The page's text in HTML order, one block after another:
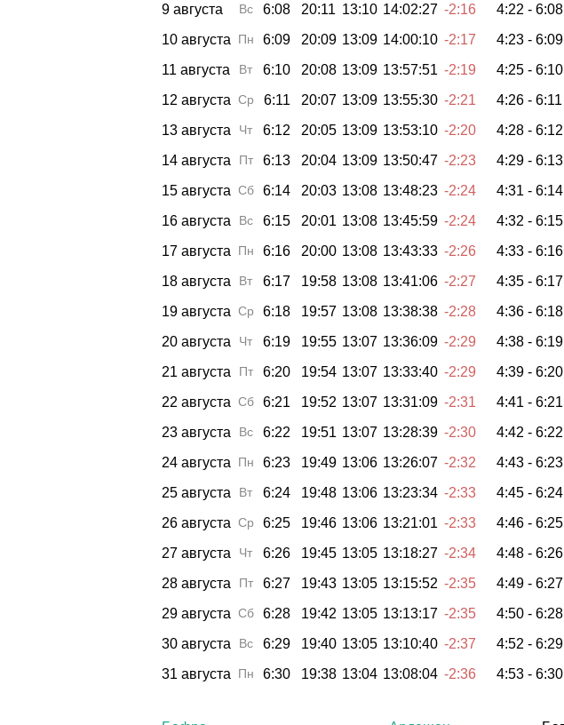
9 августа
Вс 6:08 20:11 13:10 14:02:27 -2:16 4:22 - 6:08
10 августа
Пн 6:09 20:09 13:09 14:00:10 -2:17 4:23 - 6:09
11 августа
Вт 6:10 20:08 13:09 13:57:51 -2:19 4:25 - 6:10
12 августа Ср 6:11 20:07 13:09 13:55:30 -2:21 4:26 - 6:11
13 августа
Чт 6:12 20:05 13:09 13:53:10 -2:20 4:28 - 6:12
14 августа
Пт 6:13 20:04 13:09 13:50:47 -2:23 4:29 - 6:13
15 августа Сб 6:14 20:03 13:08 13:48:23 -2:24 4:31 - 6:14
16 августа
Вс 6:15 20:01 13:08 13:45:59 -2:24 4:32 - 6:15
17 августа
Пн 6:16 20:00 13:08 13:43:33 -2:26 4:33 - 6:16
18 августа
Вт 6:17 19:58 13:08 13:41:06 -2:27 4:35 - 6:17
19 августа Ср 6:18 19:57 13:08 13:38:38 -2:28 4:36 - 6:18
20 августа
Чт 6:19 19:55 13:07 13:36:09 -2:29 4:38 - 6:19
21 августа
Пт 6:20 19:54 13:07 13:33:40 -2:29 4:39 - 6:20
22 августа Сб 6:21 19:52 13:07 13:31:09 -2:31 4:41 - 6:21
23 августа
Вс 6:22 19:51 13:07 13:28:39 -2:30 4:42 - 6:22
24 августа
Пн 6:23 19:49 13:06 13:26:07 -2:32 4:43 - 6:23
25 августа
Вт 6:24 19:48 13:06 13:23:34 -2:33 4:45 - 6:24
26 августа Ср 6:25 19:46 13:06 13:21:01 -2:33 4:46 - 6:25
27 августа
Чт 6:26 19:45 13:05 13:18:27 -2:34 4:48 - 6:26
28 августа
Пт 6:27 19:43 13:05 13:15:52 -2:35 4:49 - 6:27
29 августа Сб 6:28 19:42 13:05 13:13:17 -2:35 4:50 - 6:28
30 августа
Вс 6:29 19:40 13:05 13:10:40 -2:37 4:52 - 6:29
31 августа
Пн 6:30 19:38 13:04 13:08:04 -2:36 4:53 - 6:30